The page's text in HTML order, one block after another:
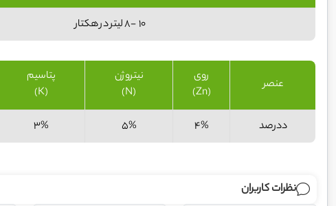
10 -8 لیتر در هکتار
پتاسیم
(K)
نیتروژن
(N)
روی
(Zn)
عنصر
3% 5% 4% ددرصد
نظرات کاربران